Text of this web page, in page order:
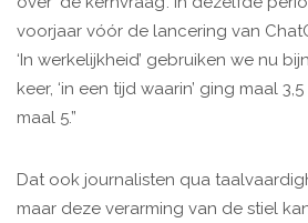
voorjaar vóór de lancering van
‘In werkelijkheid’ gebruiken we nu
keer, ‘in een tijd waarin’ ging maal
maal 5.”
Dat ook journalisten qua
maar deze verarming van de stiel